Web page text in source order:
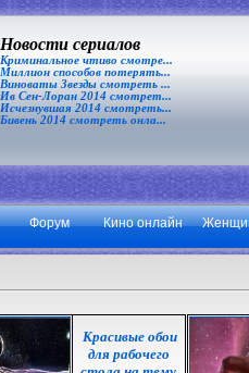
Новости сериалов
Криминальное чтиво смотре...
Миллион способов потерять...
Виноваты Звезды смотреть ...
Ив Сен-Лоран 2014 смотрет...
Исчезнувшая 2014 смотреть...
Бивень 2014 смотреть онла...
Форум Кино онлайн
Красивые обои
для рабочего